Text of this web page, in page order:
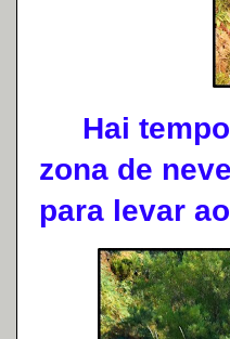
Hai tempo
zona de
para levar